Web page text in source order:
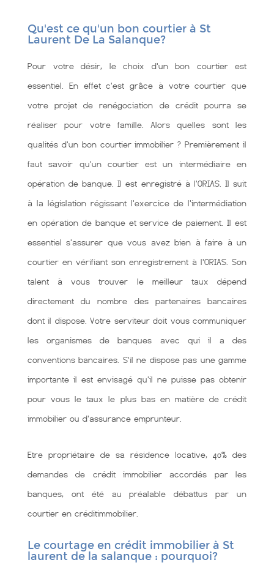
Qu'est ce qu'un bon courtier à St
Laurent De La Salanque?
Pour votre désir, le choix d'un bon courtier est
essentiel. En effet c'est grâce à votre courtier que
votre projet de renégociation de crédit pourra se
réaliser pour votre famille. Alors quelles sont les
qualités d'un bon courtier immobilier ? Premièrement il
faut savoir qu'un courtier est un intermédiaire en
opération de banque. Il est enregistré à l'ORIAS. Il suit
à la législation régissant l'exercice de l'intermédiation
en opération de banque et service de paiement. Il est
essentiel s'assurer que vous avez bien à faire à un
courtier en vérifiant son enregistrement à l'ORIAS. Son
talent à vous trouver le meilleur taux dépend
directement du nombre des partenaires bancaires
dont il dispose. Votre serviteur doit vous communiquer
les organismes de banques avec qui il a des
conventions bancaires. S'il ne dispose pas une gamme
importante il est envisagé qu'il ne puisse pas obtenir
pour vous le taux le plus bas en matière de crédit
immobilier ou d'assurance emprunteur.
Etre propriétaire de sa résidence locative, 40% des
demandes de crédit immobilier accordés par les
banques, ont été au préalable débattus par un
courtier en créditimmobilier.
Le courtage en crédit immobilier à St
laurent de la salanque : pourquoi?